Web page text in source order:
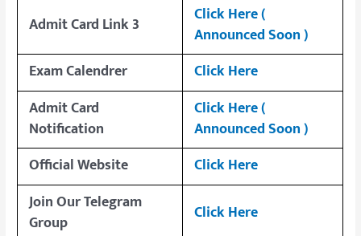
Admit Card Link 3
Click Here (
Announced Soon )
ExamCalendrer
Click Here
Admit Card
Notification
Click Here (
Announced Soon )
Official Website
Click Here
Join Our Telegram
Group
Click Here